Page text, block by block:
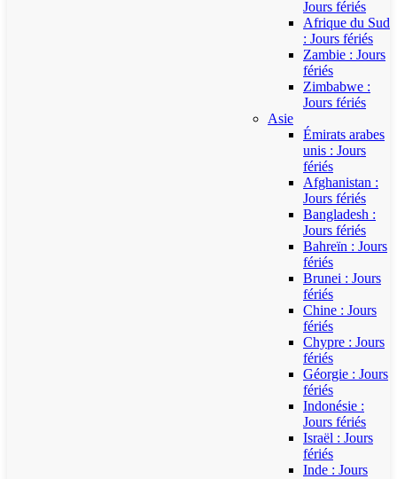
Jours fériés
Afrique du Sud
: Jours fériés
Zambie : Jours
fériés
Zimbabwe :
Jours fériés
Asie
Émirats arabes
unis : Jours
fériés
Afghanistan :
Jours fériés
Bangladesh :
Jours fériés
Bahreïn : Jours
fériés
Brunei : Jours
fériés
Chine : Jours
fériés
Chypre : Jours
fériés
Géorgie : Jours
fériés
Indonésie :
Jours fériés
Israël : Jours
fériés
Inde : Jours